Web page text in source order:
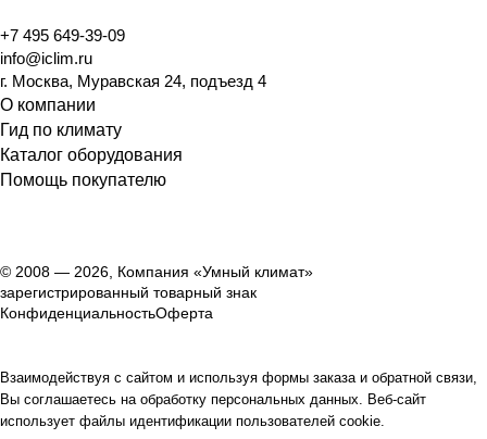
+7 495 649-39-09
info@iclim.ru
г. Москва, Муравская 24, подъезд 4
О компании
Гид по климату
Каталог оборудования
Помощь покупателю
© 2008 — 2026, Компания «Умный климат»
зарегистрированный товарный знак
КонфиденциальностьОферта
Взаимодействуя с сайтом и используя формы заказа и обратной связи,
Вы соглашаетесь на обработку персональных данных. Веб-сайт
использует файлы идентификации пользователей cookie.